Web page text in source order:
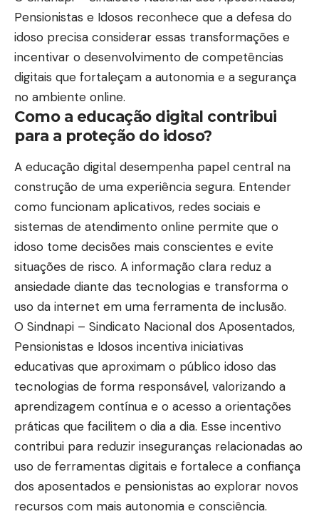
Pensionistas e Idosos reconhece que a defesa do
idoso precisa considerar essas transformações e
incentivar o desenvolvimento de competências
digitais que fortaleçam a autonomia e a segurança
no ambiente online.
Como a educação digital contribui
para a proteção do idoso?
A educação digital desempenha papel central na
construção de uma experiência segura. Entender
como funcionam aplicativos, redes sociais e
sistemas de atendimento online permite que o
idoso tome decisões mais conscientes e evite
situações de risco. A informação clara reduz a
ansiedade diante das tecnologias e transforma o
uso da internet em uma ferramenta de inclusão.
O Sindnapi – Sindicato Nacional dos Aposentados,
Pensionistas e Idosos incentiva iniciativas
educativas que aproximam o público idoso das
tecnologias de forma responsável, valorizando a
aprendizagem contínua e o acesso a orientações
práticas que facilitem o dia a dia. Esse incentivo
contribui para reduzir inseguranças relacionadas ao
uso de ferramentas digitais e fortalece a confiança
dos aposentados e pensionistas ao explorar novos
recursos com mais autonomia e consciência.